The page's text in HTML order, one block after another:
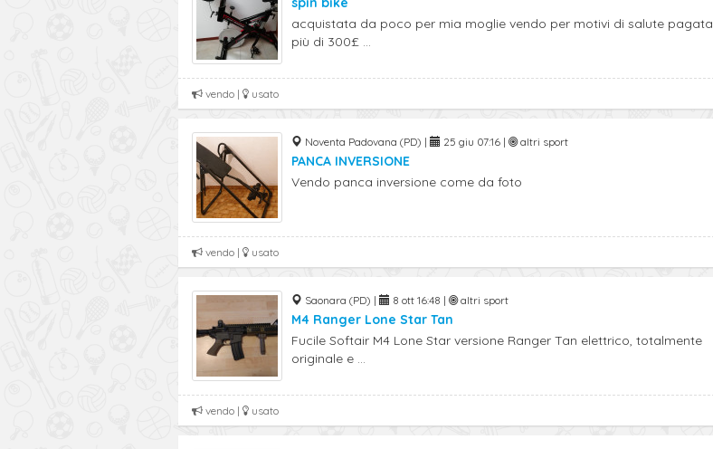
acquistata da poco per mia moglie vendo per motivi di salute pagata
più di 300£ ...
vendo | usato
Noventa Padovana (PD) | 25 giu 07:16 | altri sport
PANCA INVERSIONE
Vendo panca inversione come da foto
vendo | usato
Saonara (PD) | 8 ott 16:48 | altri sport
M4 Ranger Lone Star Tan
Fucile Softair M4 Lone Star versione Ranger Tan elettrico, totalmente
originale e ...
vendo | usato